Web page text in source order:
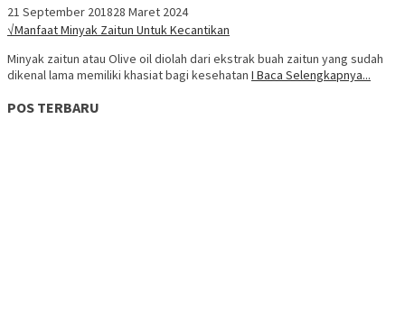
21 September 201828 Maret 2024
√Manfaat Minyak Zaitun Untuk Kecantikan
Minyak zaitun atau Olive oil diolah dari ekstrak buah zaitun yang sudah
dikenal lama memiliki khasiat bagi kesehatan I Baca Selengkapnya...
POS TERBARU